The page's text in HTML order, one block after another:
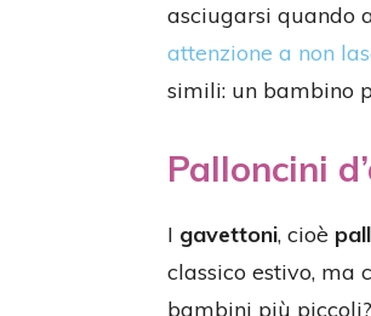
asciugarsi quando
attenzione a non
simili: un bambino
Palloncini
I gavettoni, cioè
classico estivo, ma
bambini più